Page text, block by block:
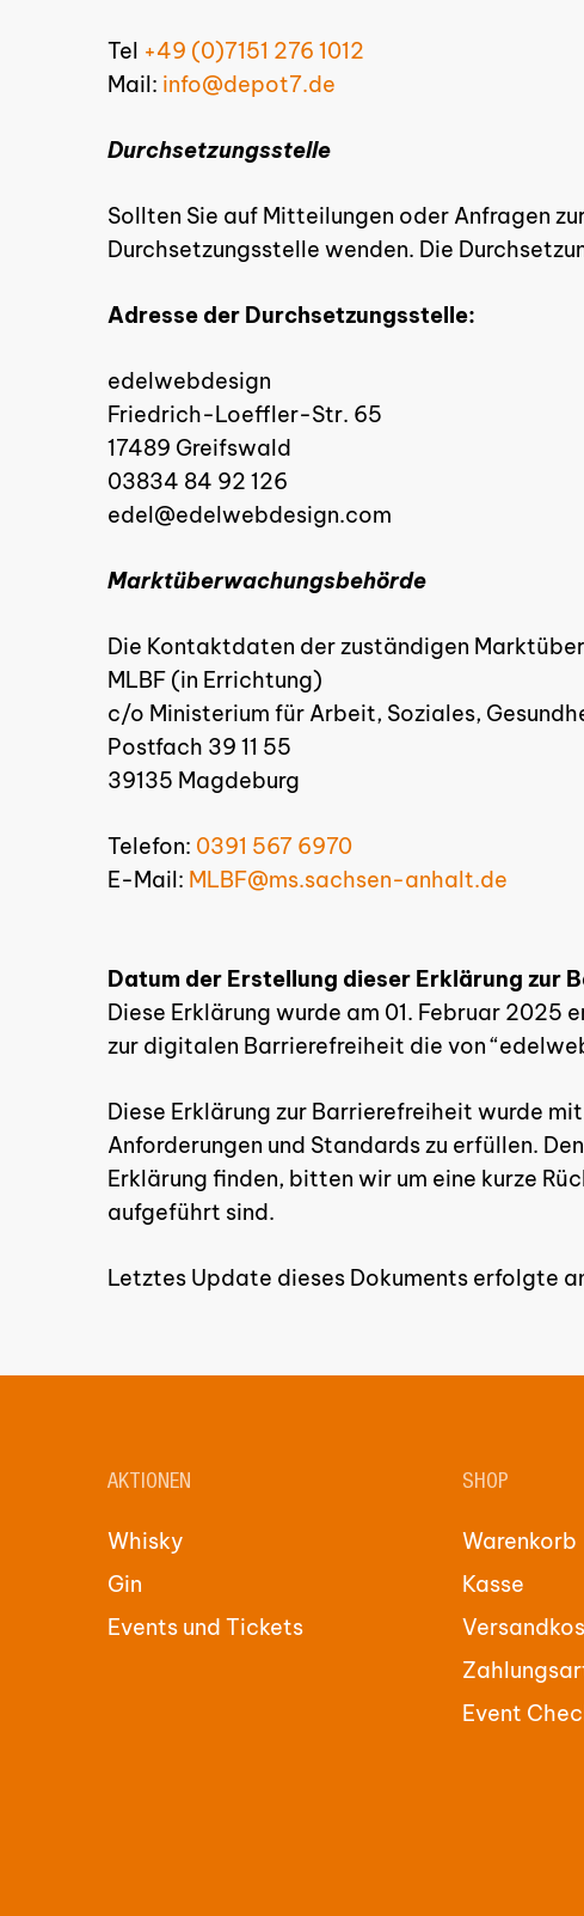
Tel +49 (0)7151 276 1012
Mail: info@depot7.de
Durchsetzungsstelle
Sollten Sie auf Mitteilungen oder Anfragen
Durchsetzungsstelle wenden. Die
Adresse der Durchsetzungsstelle:
edelwebdesign
Friedrich-Loeffler-Str. 65
17489 Greifswald
03834 84 92 126
edel@edelwebdesign.com
Marktüberwachungsbehörde
Die Kontaktdaten der zuständigen
MLBF (in Errichtung)
c/o Ministerium für Arbeit, Soziales,
Postfach 39 11 55
39135 Magdeburg
Telefon: 0391 567 6970
E-Mail: MLBF@ms.sachsen-anhalt.de
Datum der Erstellung dieser Erklärung zur
Diese Erklärung wurde am 01. Februar
zur digitalen Barrierefreiheit die von
Diese Erklärung zur Barrierefreiheit wurde
Anforderungen und Standards zu erfüllen.
Erklärung finden, bitten wir um eine kurze
aufgeführt sind.
Letztes Update dieses Dokuments erfolgte
AKTIONEN
Whisky
Gin
Events und Tickets
SHOP
Warenkorb
Kasse
Event